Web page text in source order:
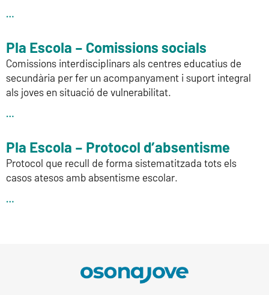
…
Pla Escola – Comissions socials
Comissions interdisciplinars als centres educatius de
secundària per fer un acompanyament i suport integral
als joves en situació de vulnerabilitat.
…
Pla Escola – Protocol d’absentisme
Protocol que recull de forma sistematitzada tots els
casos atesos amb absentisme escolar.
…